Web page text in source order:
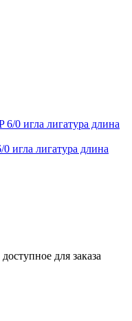
игла лигатура длина
для заказа